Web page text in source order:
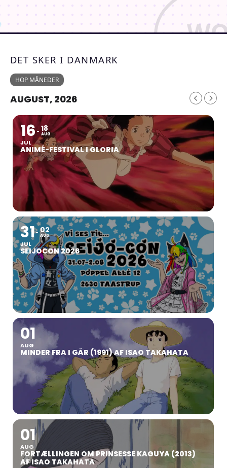
DET SKER I DANMARK
HOP MÅNEDER
AUGUST, 2026
16
JUL
18
AUG
ANIMÉ-FESTIVAL I GLORIA
31
JUL
02
AUG
SEIJOCON 2026
01
AUG
MINDER FRA I GÅR (1991) AF ISAO TAKAHATA
01
AUG
FORTÆLLINGEN OM PRINSESSE KAGUYA (2013)
AF ISAO TAKAHATA